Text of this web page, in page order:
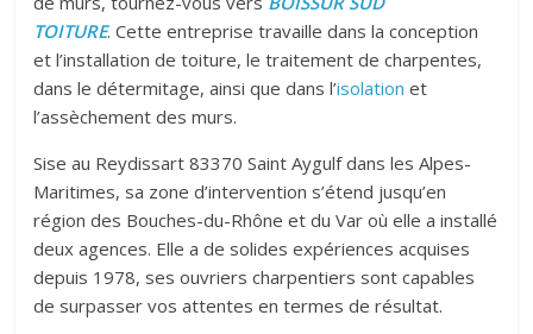
TOITURE. Cette entreprise travaille dans la conception
et l’installation de toiture, le traitement de charpentes,
dans le détermitage, ainsi que dans l’isolation et
l’assèchement des murs.
Sise au Reydissart 83370 Saint Aygulf dans les Alpes-
Maritimes, sa zone d’intervention s’étend jusqu’en
région des Bouches-du-Rhône et du Var où elle a installé
deux agences. Elle a de solides expériences acquises
depuis 1978, ses ouvriers charpentiers sont capables
de surpasser vos attentes en termes de résultat.